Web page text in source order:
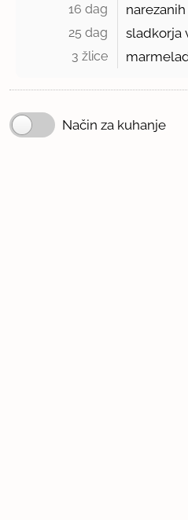
16 dag
25 dag sladkorja
3 žlice
Način za kuhanje